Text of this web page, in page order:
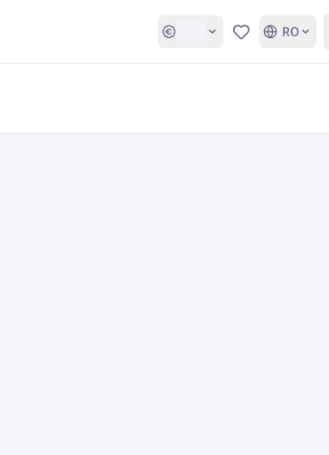
Favorite
RO